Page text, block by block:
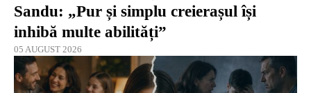
Sandu: „Pur și simplu creierașul își
inhibă multe abilități”
05 AUGUST 2026